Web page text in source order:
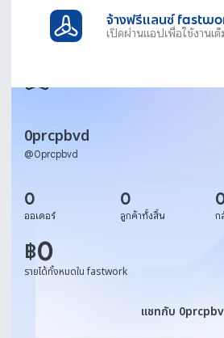
จ้างฟรีแลนซ์
เปิดผ่านแอปเพื่อใช้งานเ
0prcpbvd
@0prcpbvd
0
ออเดอร์
0
ลูกค้าทั้งสิ้น ก
฿0
รายได้ทั้งหมดใน fastwork
แชทกับ แชทกับ